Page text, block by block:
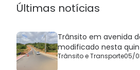
Últimas notícias
Trânsito em avenida
modificado nesta
Trânsito e Transporte05/